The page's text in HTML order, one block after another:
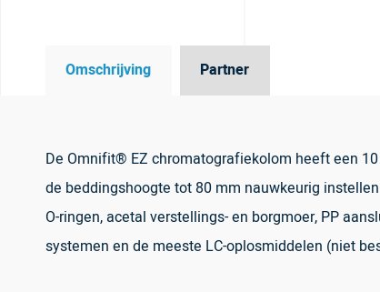
Omschrijving Partner
De Omnifit® EZ chromatografiekolom heeft een
de beddingshoogte tot 80 mm nauwkeurig
O-ringen, acetal verstellings- en borgmoer, PP
systemen en de meeste LC-oplosmiddelen (niet